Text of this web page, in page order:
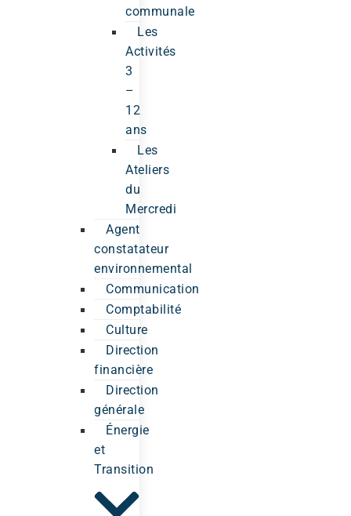
communale
Les
Activités
3
–
12
ans
Les
Ateliers
du
Mercredi
Agent
constatateur
environnemental
Communication
Comptabilité
Culture
Direction
financière
Direction
générale
Énergie
et
Transition